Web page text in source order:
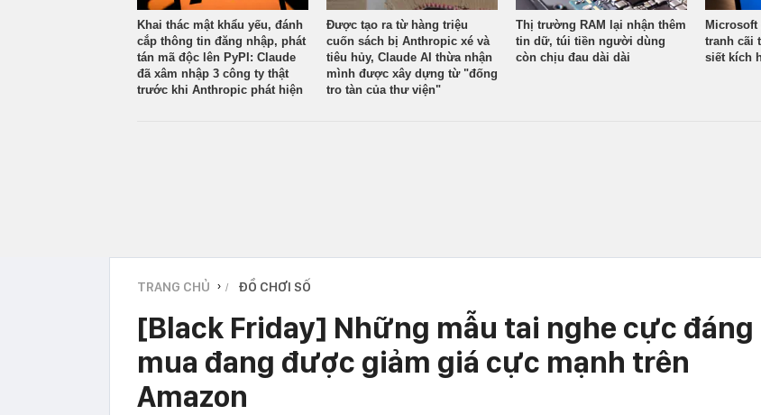
Khai thác mật khẩu yếu, đánh
cắp thông tin đăng nhập, phát
tán mã độc lên PyPI: Claude
đã xâm nhập 3 công ty thật
trước khi Anthropic phát hiện
Được tạo ra từ hàng triệu
cuốn sách bị Anthropic xé và
tiêu hủy, Claude AI thừa nhận
mình được xây dựng từ "đống
tro tàn của thư viện"
Thị trường RAM lại nhận thêm
tin dữ, túi tiền người dùng
còn chịu đau dài dài
tranh cãi
siết kích
TRANG CHỦ › ĐỒ CHƠI SỐ
[Black Friday] Những mẫu tai nghe cực đáng
mua đang được giảm giá cực mạnh trên
Amazon